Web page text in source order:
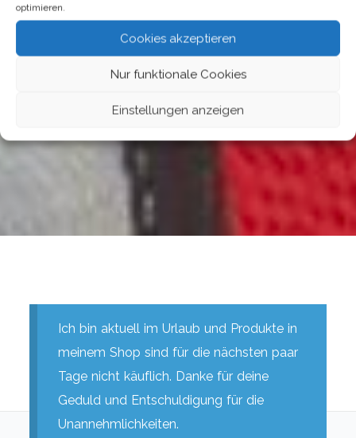
optimieren.
Cookies akzeptieren
Nur funktionale Cookies
Einstellungen anzeigen
Ich bin aktuell im Urlaub und Produkte in
meinem Shop sind für die nächsten paar
Tage nicht käuflich. Danke für deine
Geduld und Entschuldigung für die
Unannehmlichkeiten.